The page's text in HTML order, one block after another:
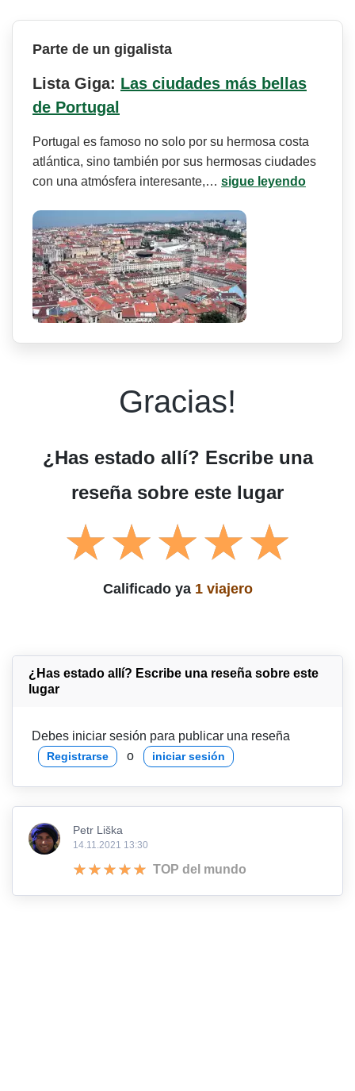
Parte de un gigalista
Lista Giga: Las ciudades más bellas
de Portugal
Portugal es famoso no solo por su hermosa costa
atlántica, sino también por sus hermosas ciudades
con una atmósfera interesante,… sigue leyendo
Gracias!
¿Has estado allí? Escribe una
reseña sobre este lugar
Calificado ya 1 viajero
¿Has estado allí? Escribe una reseña sobre este
lugar
Debes iniciar sesión para publicar una reseña
Registrarse o iniciar sesión
Petr Liška
14.11.2021 13:30
TOP del mundo